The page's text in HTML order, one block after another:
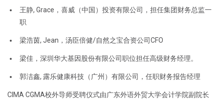
王静, Grace，喜威（中国）投资有限公司，担任集团财务总监一
职
梁浩茵, Jean，汤臣倍健/自然之宝合资公司CFO
梁佳，深圳华大基因股份有限公司职位担任高级财务经理。
郭洁鑫, 露乐健康科技（广州）有限公司，任职财务报告经理
CIMA CGMA校外导师受聘仪式由广东外语外贸大学会计学院副院长